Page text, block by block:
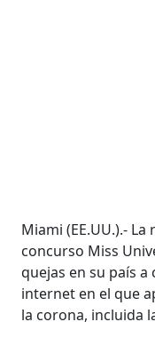
Miami (EE.UU.).-
concurso Miss
quejas en su país
internet en el que
la corona, incluida